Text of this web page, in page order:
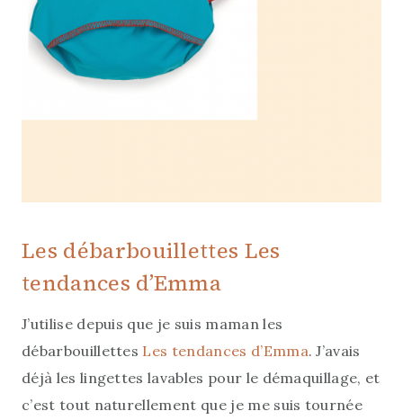
Les débarbouillettes Les
tendances d’Emma
J’utilise depuis que je suis maman les
débarbouillettes Les tendances d’Emma. J’avais
déjà les lingettes lavables pour le démaquillage, et
c’est tout naturellement que je me suis tournée